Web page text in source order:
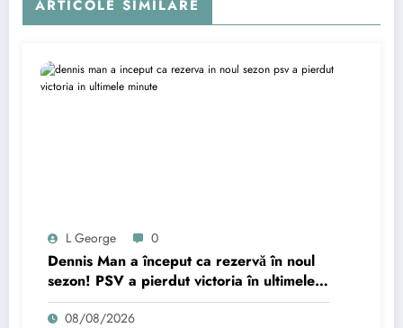
ARTICOLE SIMILARE
L George 0
Dennis Man a început ca rezervă în noul
sezon! PSV a pierdut victoria în ultimele
minute.
08/08/2026